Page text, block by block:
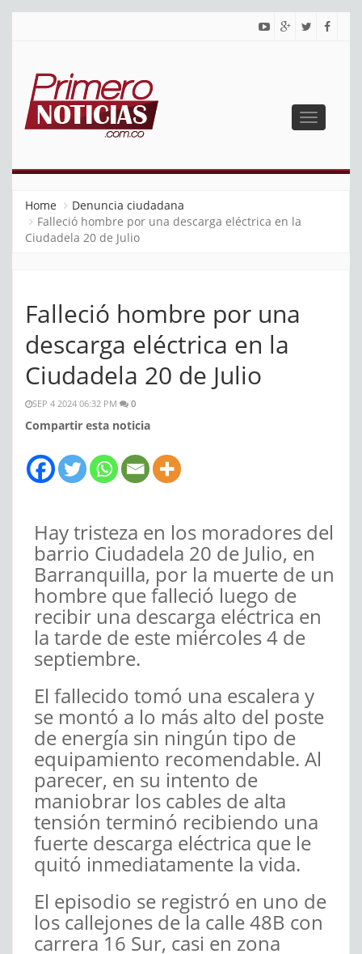
Toggle
Home
Denuncia ciudadana
Falleció hombre por una descarga eléctrica en la
Ciudadela 20 de Julio
Falleció hombre por una
descarga eléctrica en la
Ciudadela 20 de Julio
SEP 4 2024 06:32 PM 0
Compartir esta noticia
Hay tristeza en los moradores del
barrio Ciudadela 20 de Julio, en
Barranquilla, por la muerte de un
hombre que falleció luego de
recibir una descarga eléctrica en
la tarde de este miércoles 4 de
septiembre.
El fallecido tomó una escalera y
se montó a lo más alto del poste
de energía sin ningún tipo de
equipamiento recomendable. Al
parecer, en su intento de
maniobrar los cables de alta
tensión terminó recibiendo una
fuerte descarga eléctrica que le
quitó inmediatamente la vida.
El episodio se registró en uno de
los callejones de la calle 48B con
carrera 16 Sur, casi en zona